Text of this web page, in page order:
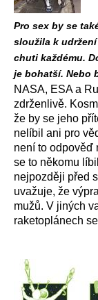
Pro sex by se
sloužila k
chuti každému.
je bohatší. Nebo
NASA, ESA a
zdrženlivě.
že by se jeho
nelíbil ani pro
není to odpověď
se to někomu
nejpozději před
uvažuje, že
mužů. V jiných
raketoplánech